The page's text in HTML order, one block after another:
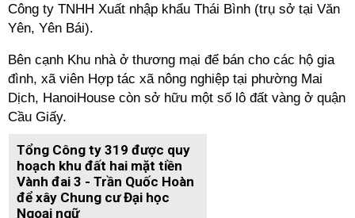
Công ty TNHH Xuất nhập khẩu Thái Bình (trụ sở tại Văn
Yên, Yên Bái).
Bên cạnh Khu nhà ở thương mại để bán cho các hộ gia
đình, xã viên Hợp tác xã nông nghiệp tại phường Mai
Dịch, HanoiHouse còn sở hữu một số lô đất vàng ở quận
Cầu Giấy.
Tổng Công ty 319 được quy
hoạch khu đất hai mặt tiền
Vành đai 3 - Trần Quốc Hoàn
để xây Chung cư Đại học
Ngoại ngữ